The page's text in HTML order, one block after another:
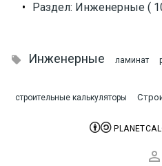
• Раздел: Инженерные (
 Инженерные ламинат
строительные калькуляторы

